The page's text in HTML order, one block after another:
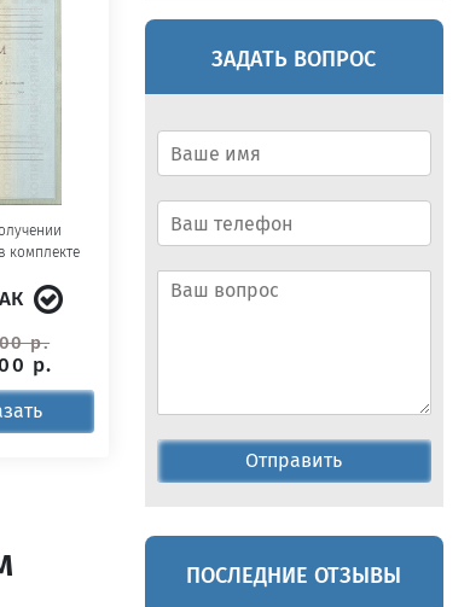
комплекте
р.
р.
ЗАДАТЬ ВОПРОС
Отправить
ПОСЛЕДНИЕ ОТЗЫВЫ